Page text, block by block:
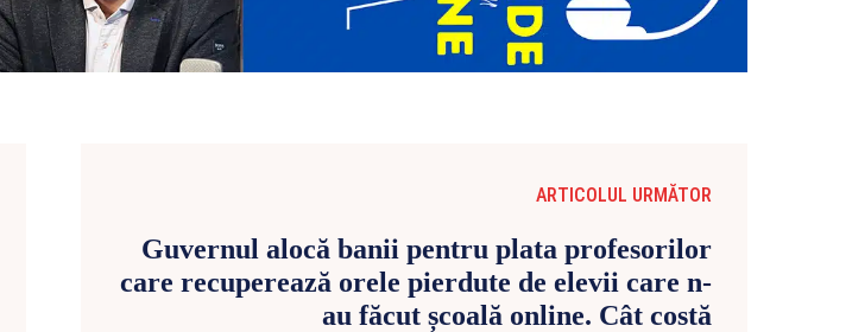
ARTICOLUL URMĂTOR
Guvernul alocă banii pentru plata profesorilor
care recuperează orele pierdute de elevii care n-
au făcut școală online. Cât costă